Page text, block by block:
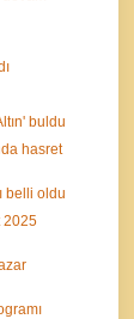
buldu
hasret
belli oldu
2025